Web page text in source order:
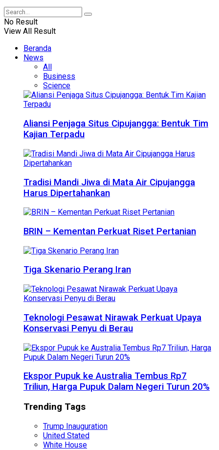
No Result
View All Result
Beranda
News
All
Business
Science
Aliansi Penjaga Situs Cipujangga: Bentuk Tim
Kajian Terpadu
Tradisi Mandi Jiwa di Mata Air Cipujangga
Harus Dipertahankan
BRIN – Kementan Perkuat Riset Pertanian
Tiga Skenario Perang Iran
Teknologi Pesawat Nirawak Perkuat Upaya
Konservasi Penyu di Berau
Ekspor Pupuk ke Australia Tembus Rp7
Triliun, Harga Pupuk Dalam Negeri Turun 20%
Trending Tags
Trump Inauguration
United Stated
White House